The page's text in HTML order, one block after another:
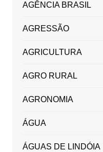
AGÊNCIA BRASIL
AGRESSÃO
AGRICULTURA
AGRO RURAL
AGRONOMIA
ÁGUA
ÁGUAS DE LINDÓIA